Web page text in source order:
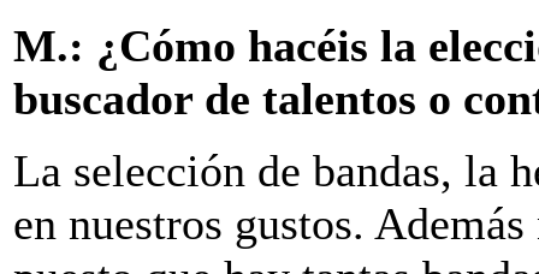
M.: ¿Cómo hacéis la
buscador de talentos o
La selección de bandas, la
en nuestros gustos.